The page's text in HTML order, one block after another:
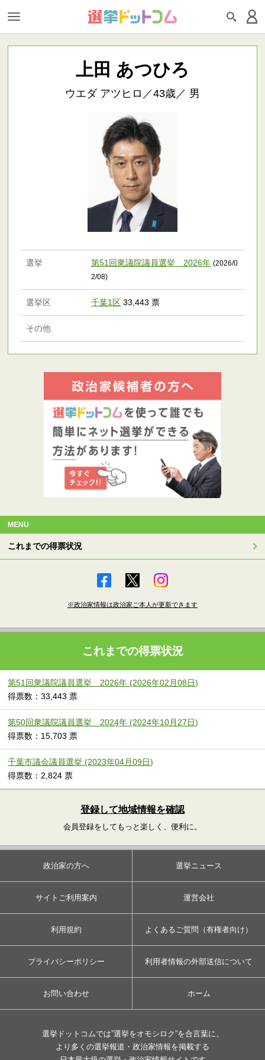
上田 あつひろ
ウエダ アツヒロ／43歳／ 男
選挙 第51回衆議院議員選挙 2026年 (2026/0
2/08)
選挙区 千葉1区 33,443 票
その他
MENU
これまでの得票状況
※政治家情報は政治家ご本人が更新できます
これまでの得票状況
第51回衆議院議員選挙 2026年 (2026年02月08日)
得票数：33,443 票
第50回衆議院議員選挙 2024年 (2024年10月27日)
得票数：15,703 票
千葉市議会議員選挙 (2023年04月09日)
得票数：2,824 票
登録して地域情報を確認
会員登録をしてもっと楽しく、便利に。
政治家の方へ 選挙ニュース
サイトご利用案内 運営会社
利用規約 よくあるご質問（有権者向け）
プライバシーポリシー 利用者情報の外部送信について
お問い合わせ ホーム
選挙ドットコムでは”選挙をオモシロク”を合言葉に、
より多くの選挙報道・政治家情報を掲載する